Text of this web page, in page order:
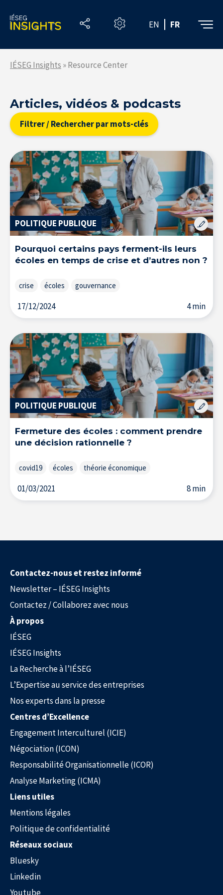
EN FR
Resource Center
S'inscrire à la newsletter
Accueil
À propos de l’IÉSEG
L’Expertise au service des entreprises
the
content
IÉSEG Insights »Resource Center
Articles, vidéos & podcasts
Filtrer / Rechercher par mots-clés
POLITIQUE PUBLIQUE
Pourquoi certains pays ferment-ils leurs
écoles en temps de crise et d’autres non ?
crise écoles gouvernance
17/12/2024 4 min
POLITIQUE PUBLIQUE
Fermeture des écoles : comment prendre
une décision rationnelle ?
covid19 écoles théorie économique
01/03/2021 8 min
Contactez-nous et restez informé
Newsletter – IÉSEG Insights
Contactez / Collaborez avec nous
À propos
IÉSEG
IÉSEG Insights
La Recherche à l’IÉSEG
L’Expertise au service des entreprises
Nos experts dans la presse
Centres d’Excellence
Engagement Interculturel (ICIE)
Négociation (ICON)
Responsabilité Organisationnelle (ICOR)
Analyse Marketing (ICMA)
Liens utiles
Mentions légales
Politique de confidentialité
Réseaux sociaux
Bluesky
Linkedin
Youtube